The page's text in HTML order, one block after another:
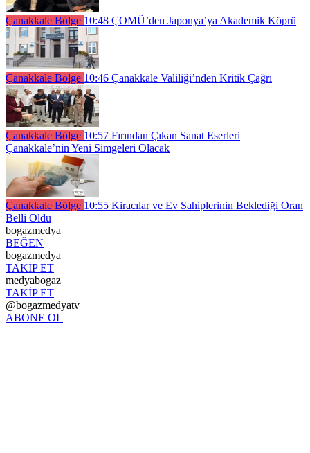
Çanakkale Bölge 10:48 ÇOMÜ’den Japonya’ya Akademik Köprü
Çanakkale Bölge 10:46 Çanakkale Valiliği’nden Kritik Çağrı
Çanakkale Bölge 10:57 Fırından Çıkan Sanat Eserleri
Çanakkale’nin Yeni Simgeleri Olacak
Çanakkale Bölge 10:55 Kiracılar ve Ev Sahiplerinin Beklediği Oran
Belli Oldu
bogazmedya
BEĞEN
bogazmedya
TAKİP ET
medyabogaz
TAKİP ET
@bogazmedyatv
ABONE OL